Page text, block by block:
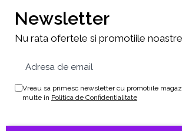
Newsletter
Nu rata ofertele si promotiile noastre
Vreau sa primesc newsletter cu promotiile
multe in Politica de Confidentialitate